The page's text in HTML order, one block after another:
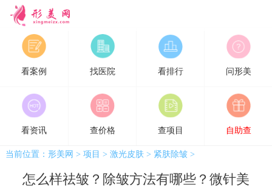
形美网
看案例 找医院 看排行 问形美
看资讯 查价格 查项目 自助查
当前位置： 形美网 > 项目 > 激光皮肤> 紧肤除皱>
怎么样祛皱？除皱方法有哪些？微针美